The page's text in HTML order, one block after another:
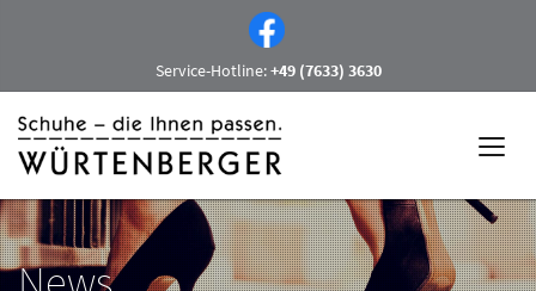
Service-Hotline:+49 (7633) 3630